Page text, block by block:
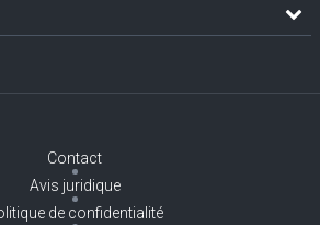
Contact
Avis juridique
de confidentialité